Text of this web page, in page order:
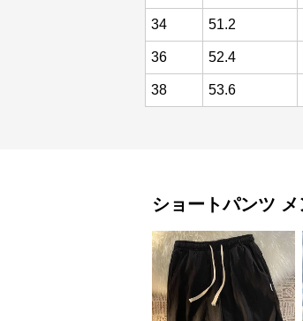
34 51.2
36 52.4
38 53.6
ショートパンツ